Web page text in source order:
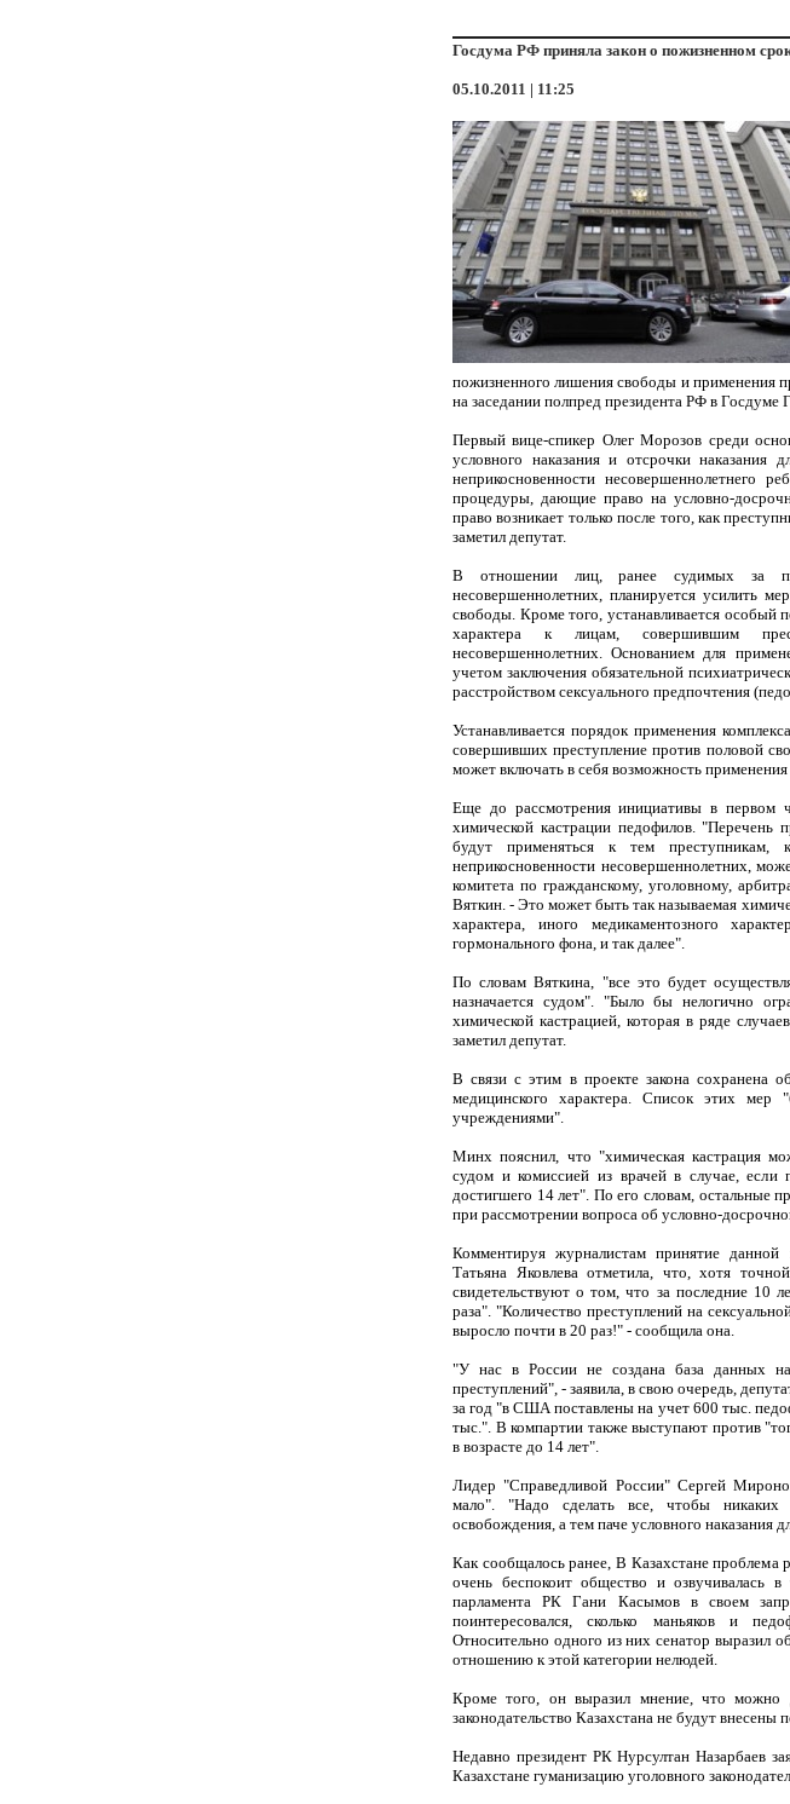
Госдума РФ приняла закон о пожизненном
05.10.2011 | 11:25
пожизненного лишения свободы и применения
на заседании полпред президента РФ в
Первый вице-спикер Олег Морозов среди
условного наказания и отсрочки наказания
неприкосновенности несовершеннолетнего
процедуры, дающие право на условно-
право возникает только после того, как
заметил депутат.
В отношении лиц, ранее судимых за
несовершеннолетних, планируется усилить
свободы. Кроме того, устанавливается особый
характера к лицам, совершившим
несовершеннолетних. Основанием для
учетом заключения обязательной
расстройством сексуального предпочтения
Устанавливается порядок применения
совершивших преступление против половой
может включать в себя возможность
Еще до рассмотрения инициативы в первом
химической кастрации педофилов. "Перечень
будут применяться к тем преступникам,
неприкосновенности несовершеннолетних,
комитета по гражданскому, уголовному,
Вяткин. - Это может быть так называемая
характера, иного медикаментозного
гормонального фона, и так далее".
По словам Вяткина, "все это будет
назначается судом". "Было бы нелогично
химической кастрацией, которая в ряде
заметил депутат.
В связи с этим в проекте закона сохранена
медицинского характера. Список этих мер
учреждениями".
Минх пояснил, что "химическая кастрация
судом и комиссией из врачей в случае,
достигшего 14 лет". По его словам, остальные
при рассмотрении вопроса об условно-
Комментируя журналистам принятие
Татьяна Яковлева отметила, что, хотя
свидетельствуют о том, что за последние 10
раза". "Количество преступлений на
выросло почти в 20 раз!" - сообщила она.
"У нас в России не создана база данных
преступлений", - заявила, в свою очередь,
за год "в США поставлены на учет 600 тыс.
тыс.". В компартии также выступают против
в возрасте до 14 лет".
Лидер "Справедливой России" Сергей
мало". "Надо сделать все, чтобы никаких
освобождения, а тем паче условного наказания
Как сообщалось ранее, В Казахстане проблема
очень беспокоит общество и озвучивалась
парламента РК Гани Касымов в своем
поинтересовался, сколько маньяков и
Относительно одного из них сенатор выразил
отношению к этой категории нелюдей.
Кроме того, он выразил мнение, что
законодательство Казахстана не будут
Недавно президент РК Нурсултан Назарбаев
Казахстане гуманизацию уголовного